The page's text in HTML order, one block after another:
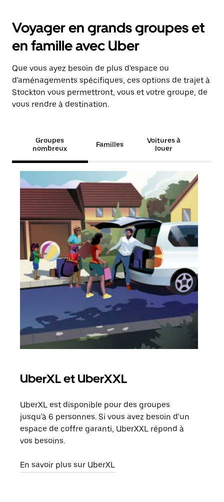
Voyager en grands groupes et
en famille avec Uber
Que vous ayez besoin de plus d'espace ou
d'aménagements spécifiques, ces options de trajet à
Stockton vous permettront, vous et votre groupe, de
vous rendre à destination.
Groupes
nombreux
Familles
Voitures à
louer
UberXL et UberXXL
UberXL est disponible pour des groupes
jusqu'à 6 personnes. Si vous avez besoin d'un
espace de coffre garanti, UberXXL répond à
vos besoins.
En savoir plus sur UberXL